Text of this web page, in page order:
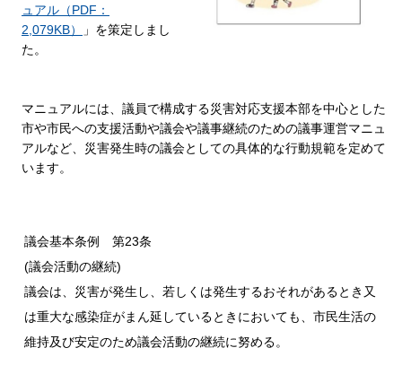
ュアル（PDF：
2,079KB）
」を策定しまし
た。
マニュアルには、議員で構成する災害対応支援本部を中心とした
市や市民への支援活動や議会や議事継続のための議事運営マニュ
アルなど、災害発生時の議会としての具体的な行動規範を定めて
います。
議会基本条例 第23条
(議会活動の継続)
議会は、災害が発生し、若しくは発生するおそれがあるとき又
は重大な感染症がまん延しているときにおいても、市民生活の
維持及び安定のため議会活動の継続に努める。